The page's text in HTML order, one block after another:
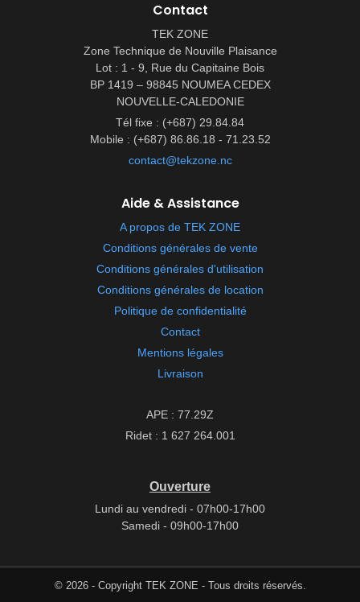
Contact
TEK ZONE
Zone Technique de Nouville Plaisance
Lot : 1 - 9, Rue du Capitaine Bois
BP 1419 – 98845 NOUMEA CEDEX
NOUVELLE-CALEDONIE
Tél fixe : (+687) 29.84.84
Mobile : (+687) 86.86.18 - 71.23.52
contact@tekzone.nc
Aide & Assistance
A propos de TEK ZONE
Conditions générales de vente
Conditions générales d'utilisation
Conditions générales de location
Politique de confidentialité
Contact
Mentions légales
Livraison
APE : 77.29Z
Ridet : 1 627 264.001
Ouverture
Lundi au vendredi - 07h00-17h00
Samedi - 09h00-17h00
© 2026 - Copyright TEK ZONE - Tous droits réservés.